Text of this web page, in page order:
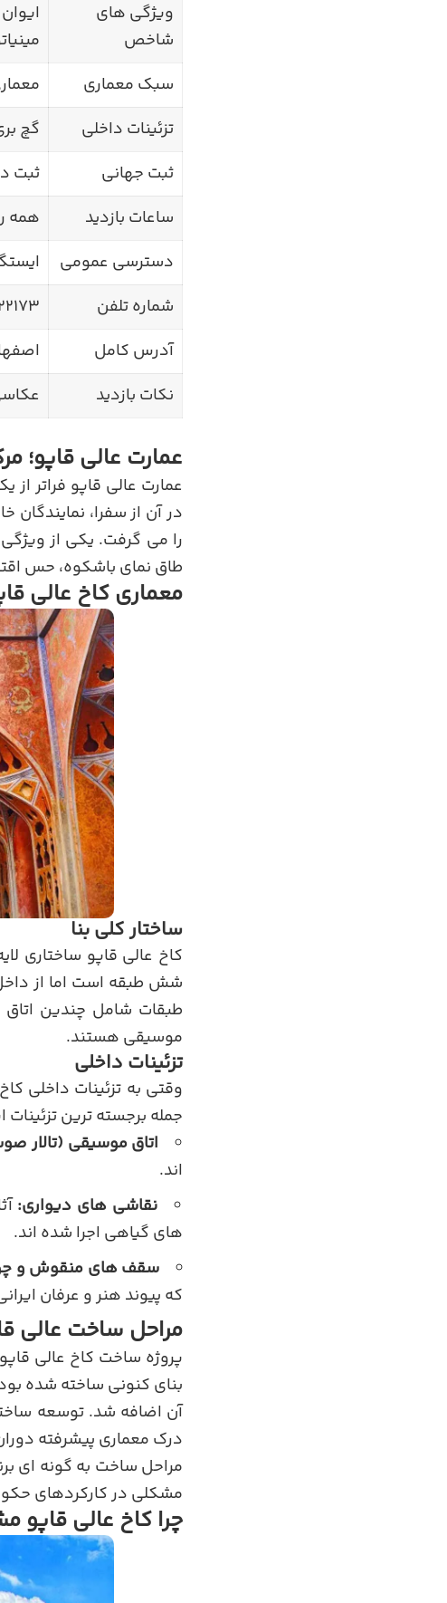
ویژگی های
شاخص
سبک معماری
تزئینات داخلی
گچ
ثبت جهانی
ثبت
ساعات بازدید
همه روزه از
دسترسی عمومی
شماره تلفن
آدرس کامل
نکات بازدید
عمارت عالی قاپو؛
عمارت عالی قاپو فراتر
در آن از سفرا،
را می گرفت. یکی از
طاق نمای باشکوه، حس
معماری کاخ عالی
ساختار کلی بنا
کاخ عالی قاپو ساختاری
شش طبقه است اما از
طبقات شامل چندین اتاق
موسیقی هستند.
تزئینات داخلی
وقتی به تزئینات داخلی
جمله برجسته ترین
اتاق موسیقی (تالار
اند.
نقاشی های دیواری:
های گیاهی اجرا شده اند.
سقف های منقوش و
که پیوند هنر و عرفان
مراحل ساخت عالی
پروژه ساخت کاخ عالی
بنای کنونی ساخته شده
آن اضافه شد. توسعه
درک معماری پیشرفته
مراحل ساخت به گونه ای
مشکلی در کارکردهای
چرا کاخ عالی قاپو